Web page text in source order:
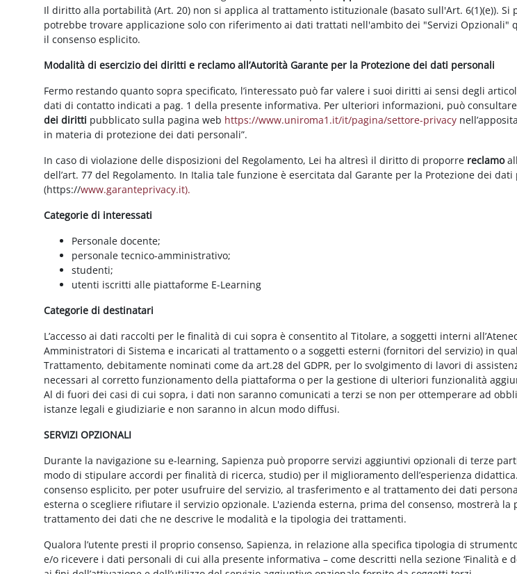
Il diritto alla portabilità (Art. 20) non si applica al trattamento istituzionale (basato sull'Art. 6(1)(e)). Si
potrebbe trovare applicazione solo con riferimento ai dati trattati nell'ambito dei "Servizi Opzionali"
il consenso esplicito.
Modalità di esercizio dei diritti e reclamo all’Autorità Garante per la Protezione dei dati personali
Fermo restando quanto sopra specificato, l’interessato può far valere i suoi diritti ai sensi degli
dati di contatto indicati a pag. 1 della presente informativa. Per ulteriori informazioni, può
dei diritti pubblicato sulla pagina web https://www.uniroma1.it/it/pagina/settore-privacy
in materia di protezione dei dati personali”.
In caso di violazione delle disposizioni del Regolamento, Lei ha altresì il diritto di proporre reclamo
dell’art. 77 del Regolamento. In Italia tale funzione è esercitata dal Garante per la Protezione dei dati
(https://www.garanteprivacy.it).
Categorie di interessati
Personale docente;
personale tecnico-amministrativo;
studenti;
utenti iscritti alle piattaforme E-Learning
Categorie di destinatari
L’accesso ai dati raccolti per le finalità di cui sopra è consentito al Titolare, a soggetti interni
Amministratori di Sistema e incaricati al trattamento o a soggetti esterni (fornitori del servizio) in
Trattamento, debitamente nominati come da art.28 del GDPR, per lo svolgimento di lavori di
necessari al corretto funzionamento della piattaforma o per la gestione di ulteriori funzionalità
Al di fuori dei casi di cui sopra, i dati non saranno comunicati a terzi se non per ottemperare ad
istanze legali e giudiziarie e non saranno in alcun modo diffusi.
SERVIZI OPZIONALI
Durante la navigazione su e-learning, Sapienza può proporre servizi aggiuntivi opzionali di terze
modo di stipulare accordi per finalità di ricerca, studio) per il miglioramento dell’esperienza
consenso esplicito, per poter usufruire del servizio, al trasferimento e al trattamento dei dati
esterna o scegliere rifiutare il servizio opzionale. L'azienda esterna, prima del consenso, mostrerà
trattamento dei dati che ne descrive le modalità e la tipologia dei trattamenti.
Qualora l’utente presti il proprio consenso, Sapienza, in relazione alla specifica tipologia di
e/o ricevere i dati personali di cui alla presente informativa – come descritti nella sezione ‘Finalità e